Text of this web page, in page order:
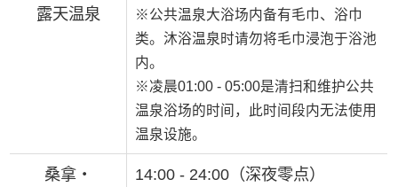
露天温泉
※公共温泉大浴场内备有毛巾、浴巾
类。沐浴温泉时请勿将毛巾浸泡于浴池
内。
※凌晨01:00 - 05:00是清扫和维护公共
温泉浴场的时间，此时间段内无法使用
温泉设施。
桑拿・
14:00 - 24:00（深夜零点）